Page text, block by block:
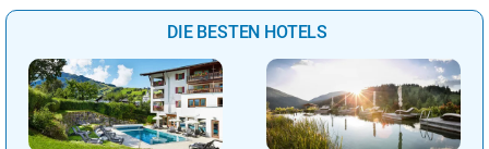
DIE BESTEN HOTELS